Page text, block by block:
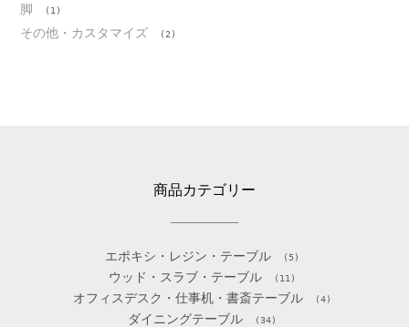
脚 (1)
その他・カスタマイズ (2)
商品カテゴリー
エポキシ・レジン・テーブル (5)
ウッド・スラブ・テーブル (11)
オフィスデスク・仕事机・書斎テーブル (4)
ダイニングテーブル (34)